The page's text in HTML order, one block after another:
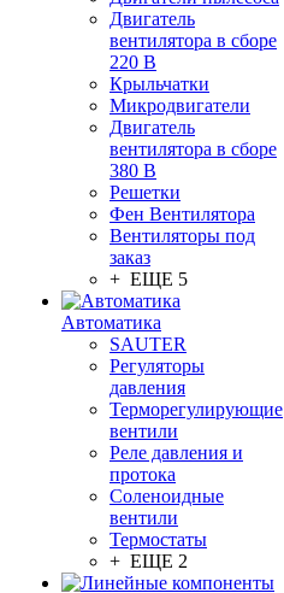
Двигатель
вентилятора в сборе
220 В
Крыльчатки
Микродвигатели
Двигатель
вентилятора в сборе
380 В
Решетки
Фен Вентилятора
Вентиляторы под
заказ
+ ЕЩЕ 5
Автоматика
SAUTER
Регуляторы
давления
Терморегулирующие
вентили
Реле давления и
протока
Соленоидные
вентили
Термостаты
+ ЕЩЕ 2